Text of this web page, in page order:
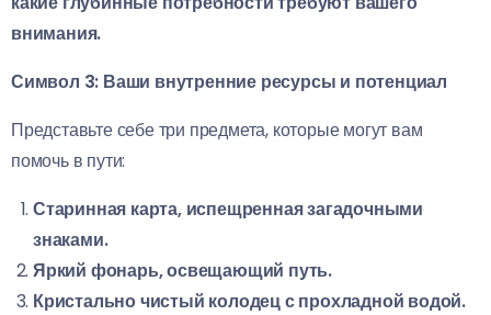
внимания.
Символ 3: Ваши внутренние ресурсы и потенциал
Представьте себе три предмета, которые могут вам
помочь в пути:
Старинная карта, испещренная загадочными
знаками.
Яркий фонарь, освещающий путь.
Кристально чистый колодец с прохладной водой.